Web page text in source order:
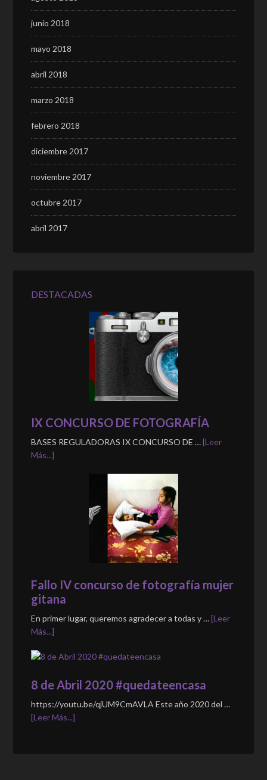
junio 2018
mayo 2018
abril 2018
marzo 2018
febrero 2018
diciembre 2017
noviembre 2017
octubre 2017
abril 2017
DESTACADAS
IX CONCURSO DE FOTOGRAFÍA
BASES REGULADORAS IX CONCURSO DE …[Leer
Más...]
Fallo IV concurso de fotografía mujer
gitana
En primer lugar, queremos agradecer a todas y …[Leer
Más...]
8 de Abril 2020 #quedateencasa
https://youtu.be/qjUM9CmAVLA Este año 2020 del …
[Leer Más...]